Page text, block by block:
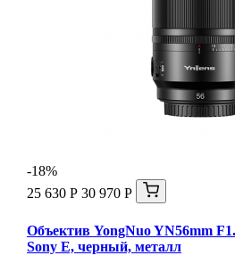
-18%
25 630 Р 30 970 Р
Объектив YongNuo YN56mm
Sony E, черный, металл